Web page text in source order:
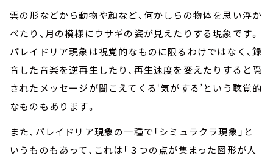
雲の形などから動物や顔など、何かしらの物体を思い浮か
べたり、月の模様にウサギの姿が見えたりする現象です。
パレイドリア現象は視覚的なものに限るわけではなく、録
音した音楽を逆再生したり、再生速度を変えたりすると隠
されたメッセージが聞こえてくる‘気がする’という聴覚的
なものもあります。
また、パレイドリア現象の一種で「シミュラクラ現象」と
いうものもあって、これは「３つの点が集まった図形が人